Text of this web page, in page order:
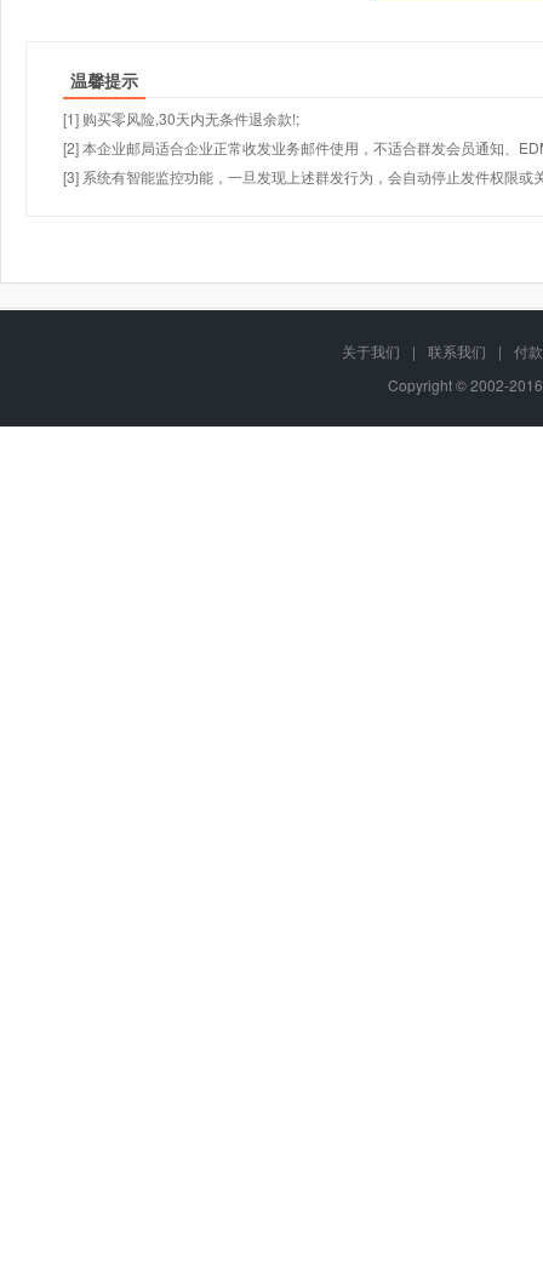
温馨提示
[1] 购买零风险,30天内无条件退余款!;
[2] 本企业邮局适合企业正常收发业务邮件使用，不适合群发会员通知、
[3] 系统有智能监控功能，一旦发现上述群发行为，会自动停止发件权限或
关于我们 | 联系我们 |
付
Copyright © 2002-